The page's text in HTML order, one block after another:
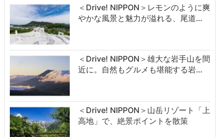
＜Drive! NIPPON＞レモンのように爽
やかな風景と魅力が溢れる、尾道…
＜Drive! NIPPON＞雄大な岩手山を間
近に。自然もグルメも堪能する岩…
＜Drive! NIPPON＞山岳リゾート「上
高地」で、絶景ポイントを散策